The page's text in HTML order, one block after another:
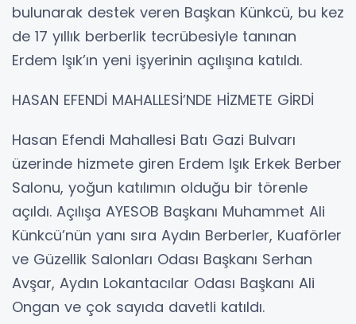
bulunarak destek veren Başkan Künkcü, bu kez
de 17 yıllık berberlik tecrübesiyle tanınan
Erdem Işık’ın yeni işyerinin açılışına katıldı.
HASAN EFENDİ MAHALLESİ’NDE HİZMETE GİRDİ
Hasan Efendi Mahallesi Batı Gazi Bulvarı
üzerinde hizmete giren Erdem Işık Erkek Berber
Salonu, yoğun katılımın olduğu bir törenle
açıldı. Açılışa AYESOB Başkanı Muhammet Ali
Künkcü’nün yanı sıra Aydın Berberler, Kuaförler
ve Güzellik Salonları Odası Başkanı Serhan
Avşar, Aydın Lokantacılar Odası Başkanı Ali
Ongan ve çok sayıda davetli katıldı.